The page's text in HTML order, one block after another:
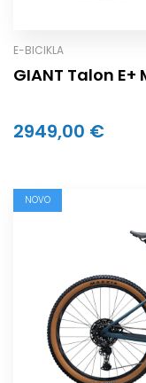
E-BICIKLA
GIANT Talon E+
2949,00 €
NOVO